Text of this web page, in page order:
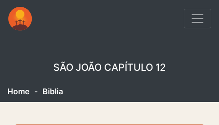
SÃO JOÃO CAPÍTULO 12
Home - Biblia